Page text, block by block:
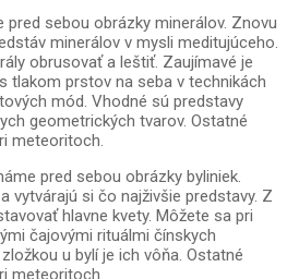
sebou obrázky minerálov. Znovu
minerálov v mysli meditujúceho.
obrusovať a leštiť. Zaujímavé je
tlakom prstov na seba v technikách
mód. Vhodné sú predstavy
geometrických tvarov. Ostatné
meteoritoch.
pred sebou obrázky byliniek.
vytvárajú si čo najživšie predstavy. Z
hlavne kvety. Môžete sa pri
čajovými rituálmi čínskych
u bylí je ich vôňa. Ostatné
meteoritoch.